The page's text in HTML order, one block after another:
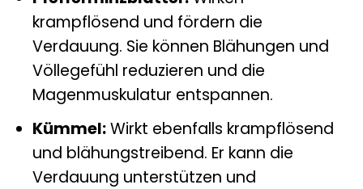
krampflösend und fördern die
Verdauung. Sie können Blähungen und
Völlegefühl reduzieren und die
Magenmuskulatur entspannen.
Kümmel:Wirkt ebenfalls krampflösend
und blähungstreibend. Er kann die
Verdauung unterstützen und